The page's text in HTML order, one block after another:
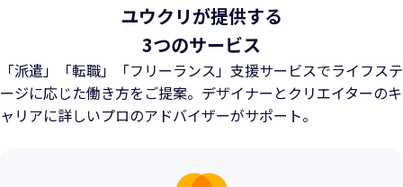
ユウクリが提供する
3つのサービス
「派遣」「転職」「フリーランス」支援サービスでライフステ
ージに応じた働き方をご提案。 デザイナーとクリエイターのキ
ャリアに詳しいプロのアドバイザーがサポート。